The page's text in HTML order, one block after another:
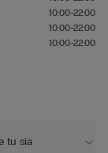
10:00-22:00
10:00-22:00
10:00-22:00
tu sia